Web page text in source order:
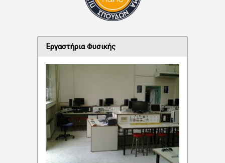
Εργαστήρια Φυσικής